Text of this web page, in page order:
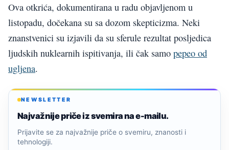
Ova otkrića, dokumentirana u radu objavljenom u
listopadu, dočekana su sa dozom skepticizma. Neki
znanstvenici su izjavili da su sferule rezultat posljedica
ljudskih nuklearnih ispitivanja, ili čak samo pepeo od
ugljena.
NEWSLETTER
Najvažnije priče iz svemira na e-mailu.
Prijavite se za najvažnije priče o svemiru, znanosti i
tehnologiji.